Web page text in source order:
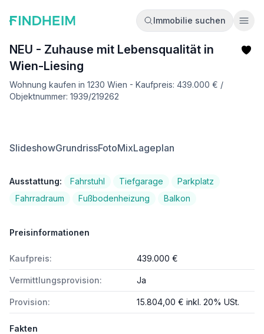
Immobilie suchen
NEU - Zuhause mit Lebensqualität in
Wien-Liesing
Wohnung kaufen in 1230 Wien - Kaufpreis: 439.000 € /
Objektnummer: 1939/219262
SlideshowGrundrissFotoMixLageplan
Ausstattung: Fahrstuhl Tiefgarage
Parkplatz
Fahrradraum
Fußbodenheizung Balkon
Preisinformationen
Kaufpreis: 439.000 €
Vermittlungsprovision: Ja
Provision: 15.804,00 € inkl. 20% USt.
Fakten